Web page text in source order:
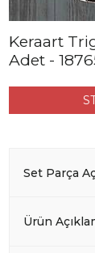
Keraart
Adet -
Set Parça
Ürün